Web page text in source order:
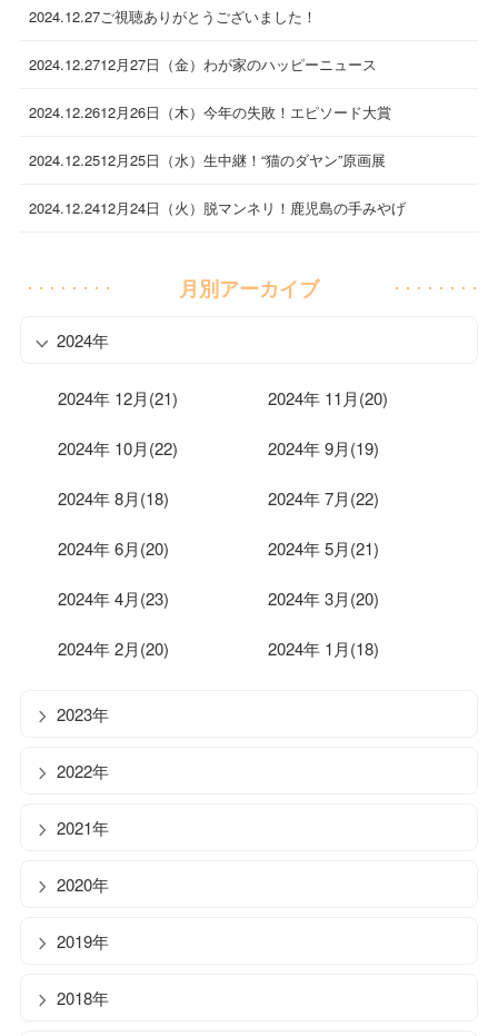
2024.12.27ご視聴ありがとうございました！
2024.12.2712月27日（金）わが家のハッピーニュース
2024.12.2612月26日（木）今年の失敗！エピソード大賞
2024.12.2512月25日（水）生中継！“猫のダヤン”原画展
2024.12.2412月24日（火）脱マンネリ！鹿児島の手みやげ
月別アーカイブ
2024年
2024年 12月(21) 2024年 11月(20)
2024年 10月(22) 2024年 9月(19)
2024年 8月(18) 2024年 7月(22)
2024年 6月(20) 2024年 5月(21)
2024年 4月(23) 2024年 3月(20)
2024年 2月(20) 2024年 1月(18)
2023年
2022年
2021年
2020年
2019年
2018年